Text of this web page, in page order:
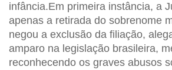
infância.Em primeira instância, a
apenas a retirada do sobrenome
negou a exclusão da filiação,
amparo na legislação brasileira,
reconhecendo os graves abusos